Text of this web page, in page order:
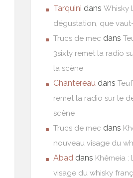
Tarquini dans Whisky
dégustation, que
Trucs de mec dans
3sixty remet la radio
la scène
Chantereau dans
remet la radio sur le
scène
Trucs de mec dans
nouveau visage du
Abad dans Khêmeia :
visage du whisky